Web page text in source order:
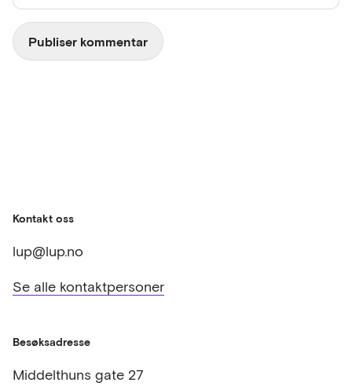
Kontakt oss
lup@lup.no
Se alle kontaktpersoner
Besøksadresse
Middelthuns gate 27